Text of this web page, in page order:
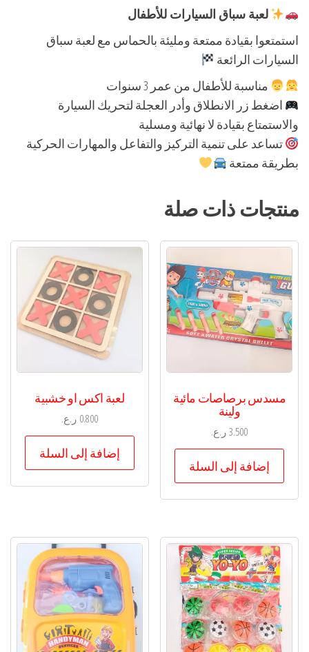
لعبة سباق السيارات للأطفال
استمتعوا بقيادة ممتعة ومليئة بالحماس مع لعبة سباق
السيارات الرائعة
مناسبة للأطفال من عمر 3 سنوات
اضغط زر الانطلاق وأدر العجلة لتحريك السيارة
والاستمتاع بقيادة لا نهائية ومسلية
تساعد على تنمية التركيز والتفاعل والمهارات الحركية
بطريقة ممتعة
منتجات ذات صلة
مسدس برصاصات مائية
ولينة
3.500ر.ع.
إضافة إلى السلة
لعبة اكس او خشبية
0.800 ر.ع.
إضافة إلى السلة